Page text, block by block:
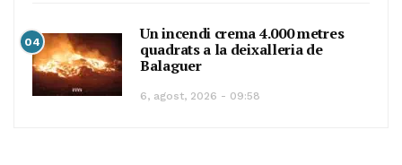
04
Un incendi crema 4.000 metres
quadrats a la deixalleria de
Balaguer
6, agost, 2026 - 09:58